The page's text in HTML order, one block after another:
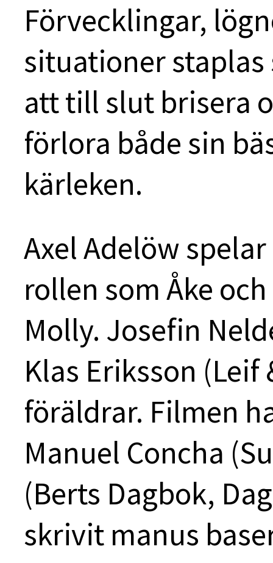
Förvecklingar,
situationer
att till slut brisera
förlora både sin
kärleken.
Axel Adelöw
rollen som Åke
Molly. Josefin
Klas Eriksson
föräldrar. Filmen
Manuel Concha
(Berts Dagbok,
skrivit manus